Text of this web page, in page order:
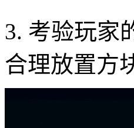
3. 考验玩家
合理放置方